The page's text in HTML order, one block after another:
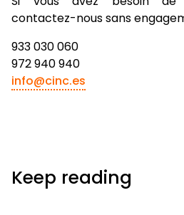
contactez-nous sans
933 030 060
972 940 940
info@cinc.es
Keep reading